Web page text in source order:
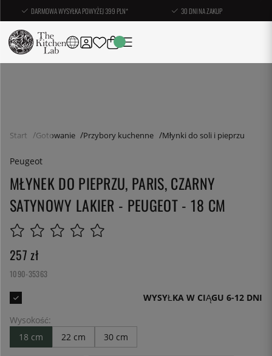
DARMOWA WYSYŁKA POWYŻEJ 399 PLN* 30 DNI NA ZAKUP
Start Gotowanie Przybory kuchenne Młynki do soli i pieprzu
Peugeot
MŁYNEK DO PIEPRZU, PARIS, CZARNY
SATYNOWY LAKIER - PEUGEOT - 18 CM
257 zł
1090-35363
WYSYŁKA W CIĄGU 6-12 DNI
Wysokość:
18 cm
22 cm 30 cm